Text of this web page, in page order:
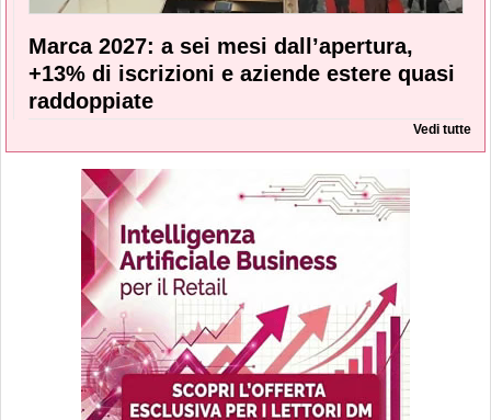
Marca 2027: a sei mesi dall’apertura,
+13% di iscrizioni e aziende estere quasi
raddoppiate
Vedi tutte